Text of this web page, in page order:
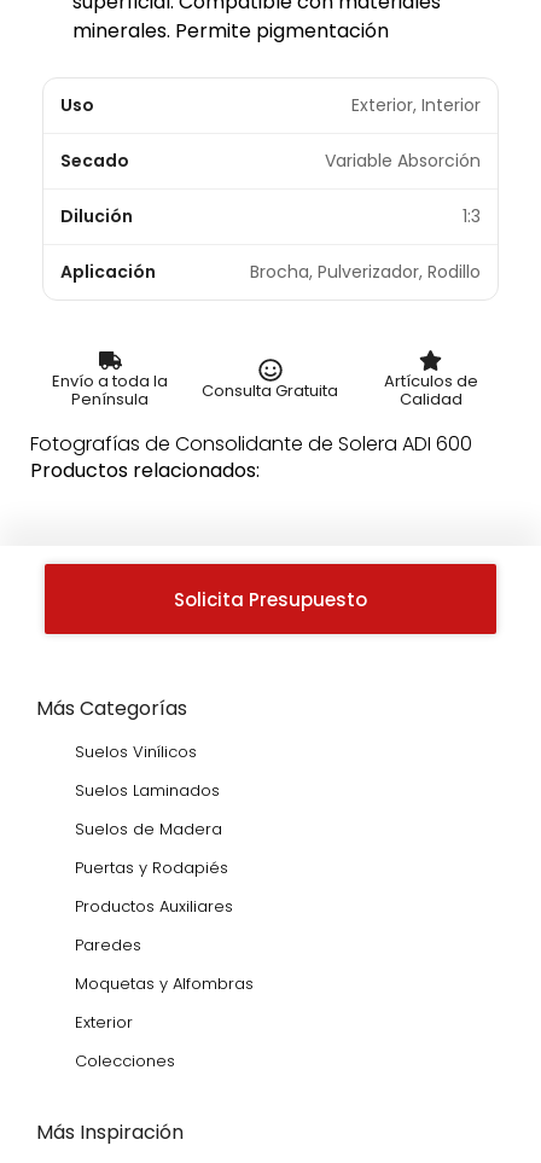
minerales. Permite pigmentación
Uso Exterior, Interior
Secado Variable Absorción
Dilución 1:3
Aplicación Brocha, Pulverizador, Rodillo
Envío a toda la
Península Consulta Gratuita Artículos de
Calidad
Fotografías de Consolidante de Solera ADI 600
Productos relacionados:
Solicita Presupuesto
Más Categorías
Suelos Vinílicos
Suelos Laminados
Suelos de Madera
Puertas y Rodapiés
Productos Auxiliares
Paredes
Moquetas y Alfombras
Exterior
Colecciones
Más Inspiración